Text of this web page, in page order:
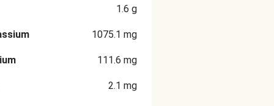
1.6 g
1075.1 mg
111.6 mg
2.1 mg